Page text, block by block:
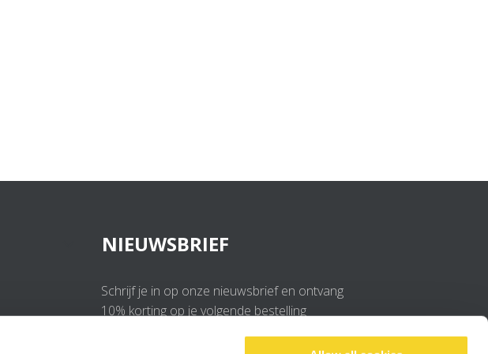
NIEUWSBRIEF
Schrijf je in op onze nieuwsbrief en ontvang
10% korting op je volgende bestelling